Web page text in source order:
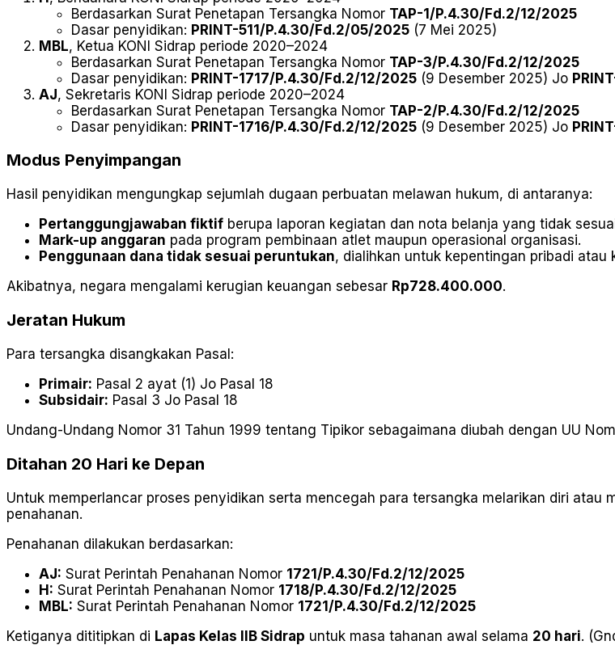
Berdasarkan Surat Penetapan Tersangka Nomor TAP-1/P.4.30/Fd.2/12/2025
Dasar penyidikan: PRINT-511/P.4.30/Fd.2/05/2025 (7 Mei 2025)
MBL, Ketua KONI Sidrap periode 2020–2024
Berdasarkan Surat Penetapan Tersangka Nomor TAP-3/P.4.30/Fd.2/12/2025
Dasar penyidikan: PRINT-1717/P.4.30/Fd.2/12/2025 (9 Desember 2025) Jo
AJ, Sekretaris KONI Sidrap periode 2020–2024
Berdasarkan Surat Penetapan Tersangka Nomor TAP-2/P.4.30/Fd.2/12/2025
Dasar penyidikan: PRINT-1716/P.4.30/Fd.2/12/2025 (9 Desember 2025) Jo
Modus Penyimpangan
Hasil penyidikan mengungkap sejumlah dugaan perbuatan melawan hukum, di antaranya:
Pertanggungjawaban fiktif berupa laporan kegiatan dan nota belanja yang tidak
Mark-up anggaran pada program pembinaan atlet maupun operasional organisasi.
Penggunaan dana tidak sesuai peruntukan, dialihkan untuk kepentingan pribadi atau
Akibatnya, negara mengalami kerugian keuangan sebesar Rp728.400.000.
Jeratan Hukum
Para tersangka disangkakan Pasal:
Primair: Pasal 2 ayat (1) Jo Pasal 18
Subsidair: Pasal 3 Jo Pasal 18
Undang-Undang Nomor 31 Tahun 1999 tentang Tipikor sebagaimana diubah dengan UU
Ditahan 20 Hari ke Depan
Untuk memperlancar proses penyidikan serta mencegah para tersangka melarikan diri atau
penahanan.
Penahanan dilakukan berdasarkan:
AJ: Surat Perintah Penahanan Nomor 1721/P.4.30/Fd.2/12/2025
H: Surat Perintah Penahanan Nomor 1718/P.4.30/Fd.2/12/2025
MBL: Surat Perintah Penahanan Nomor 1721/P.4.30/Fd.2/12/2025
Ketiganya dititipkan di Lapas Kelas IIB Sidrap untuk masa tahanan awal selama 20 hari.